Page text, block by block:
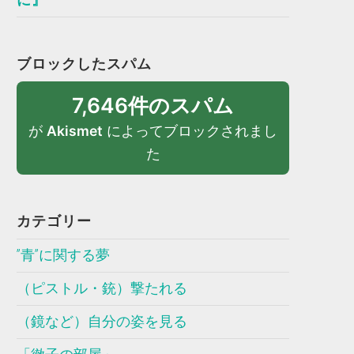
ブロックしたスパム
7,646件のスパム
が Akismet によってブロックされまし
た
カテゴリー
”青”に関する夢
（ピストル・銃）撃たれる
（鏡など）自分の姿を見る